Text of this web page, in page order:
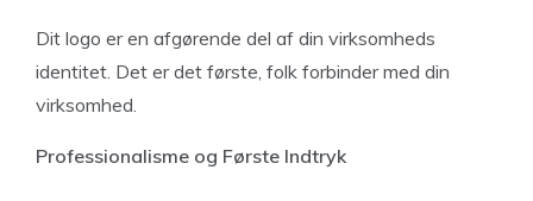
Dit logo er en afgørende del af din virksomheds
identitet. Det er det første, folk forbinder med din
virksomhed.
Professionalisme og Første Indtryk